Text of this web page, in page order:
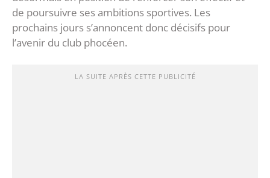
de poursuivre ses ambitions sportives. Les
prochains jours s’annoncent donc décisifs pour
l’avenir du club phocéen.
LA SUITE APRÈS CETTE PUBLICITÉ